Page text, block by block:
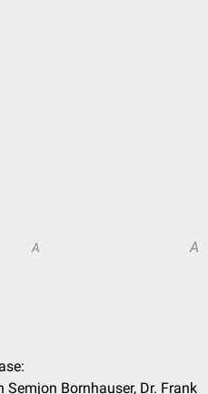
A A
Semjon Bornhauser, Dr. Frank